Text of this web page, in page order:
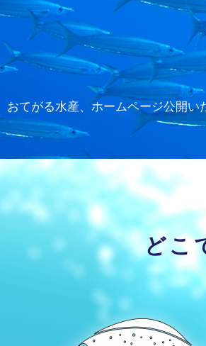
おてがる水産、ホームページ公開い
どこ